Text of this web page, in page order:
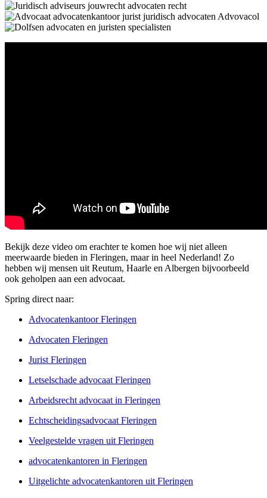
Bekijk deze video om erachter te komen hoe wij niet alleen
meerwaarde bieden in Fleringen, maar in heel Nederland! Zo
hebben wij mensen uit Reutum, Haarle en Albergen bijvoorbeeld
ook geholpen aan een advocaat.
Spring direct naar:
Advocatenkantoor Fleringen
Advocaten Fleringen
Jurist Fleringen
Letselschade advocaat Fleringen
Arbeidsrecht advocaat in Fleringen
Echtscheidingsadvocaat Fleringen
Veelgestelde vragen uit Fleringen
advocatenkantoren in Fleringen
Uitgelichte advocatenkantoren uit Fleringen